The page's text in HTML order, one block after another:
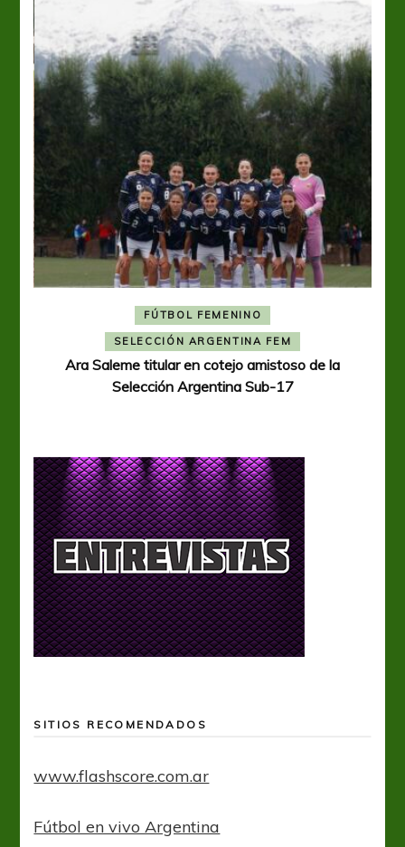
FÚTBOL FEMENINO
SELECCIÓN ARGENTINA FEM
Ara Saleme titular en cotejo amistoso de la
Selección Argentina Sub-17
SITIOS RECOMENDADOS
www.flashscore.com.ar
Fútbol en vivo Argentina